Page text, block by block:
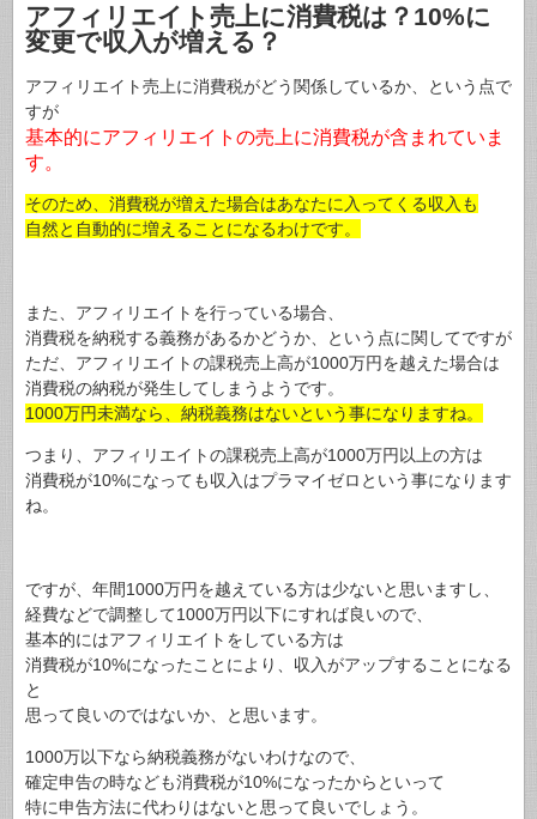
アフィリエイト売上に消費税は？10%に
変更で収入が増える？
アフィリエイト売上に消費税がどう関係しているか、という点で
すが
基本的にアフィリエイトの売上に消費税が含まれていま
す。
そのため、消費税が増えた場合はあなたに入ってくる収入も
自然と自動的に増えることになるわけです。
また、アフィリエイトを行っている場合、
消費税を納税する義務があるかどうか、という点に関してですが
ただ、アフィリエイトの課税売上高が1000万円を越えた場合は
消費税の納税が発生してしまうようです。
1000万円未満なら、納税義務はないという事になりますね。
つまり、アフィリエイトの課税売上高が1000万円以上の方は
消費税が10%になっても収入はプラマイゼロという事になります
ね。
ですが、年間1000万円を越えている方は少ないと思いますし、
経費などで調整して1000万円以下にすれば良いので、
基本的にはアフィリエイトをしている方は
消費税が10%になったことにより、収入がアップすることになる
と
思って良いのではないか、と思います。
1000万以下なら納税義務がないわけなので、
確定申告の時なども消費税が10%になったからといって
特に申告方法に代わりはないと思って良いでしょう。